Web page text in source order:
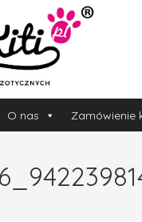
O nas Zamówienie